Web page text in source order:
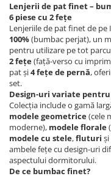
Lenjerii de pat finet –
6 piese cu 2 fețe
Lenjeriile de pat finet de pe
100%(bumbac perjat), un
pentru utilizare pe tot
2 fețe(față-verso cu
pat și4 fețe de pernă,
set.
Design-uri variate
Colecția include o gamă
modele geometrice(cele
moderne), modele florale
modele cu stele,fluturi și
ambele fețe cu design-uri
aspectului dormitorului.
De ce bumbac finet?